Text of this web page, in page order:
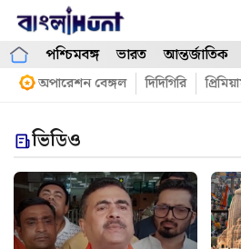
Skip
contentপশ্চিমবঙ্গ ভারত আন্তর্জাতিক
অপারেশন বেঙ্গল দিদিগিরি
ভিডিও